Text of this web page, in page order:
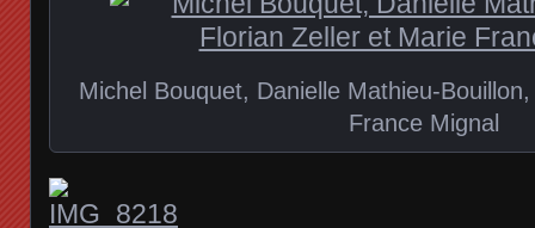
Michel Bouquet, Danielle Mathieu-
France Mignal